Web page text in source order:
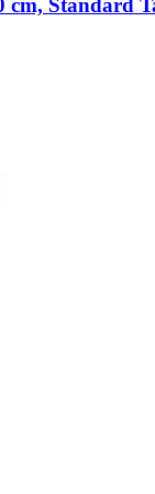
cm, Standard